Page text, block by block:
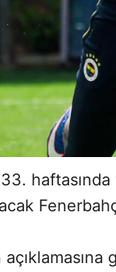
haftasında